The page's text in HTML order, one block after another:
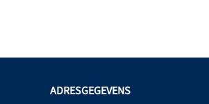
ADRESGEGEVENS